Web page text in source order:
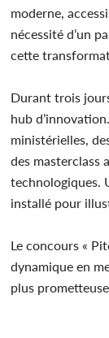
moderne,
nécessité d’un
cette
Durant trois
hub
ministérielles,
des masterclass
technologiques.
installé pour
Le concours «
dynamique en
plus